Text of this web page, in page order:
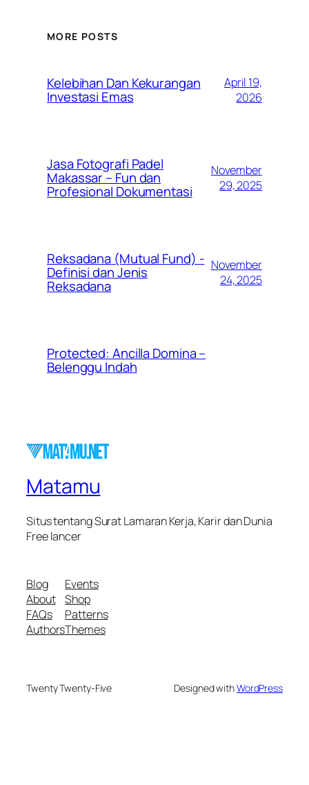
MORE POSTS
Kelebihan Dan Kekurangan
Investasi Emas
April 19,
2026
Jasa Fotografi Padel
Makassar – Fun dan
Profesional Dokumentasi
November
29, 2025
Reksadana (Mutual Fund) -
Definisi dan Jenis
Reksadana
November
24, 2025
Protected: Ancilla Domina –
Belenggu Indah
Matamu
Situs tentang Surat Lamaran Kerja, Karir dan Dunia
Free lancer
Blog
About
FAQs
Authors
Events
Shop
Patterns
Themes
Twenty Twenty-Five Designed withWordPress